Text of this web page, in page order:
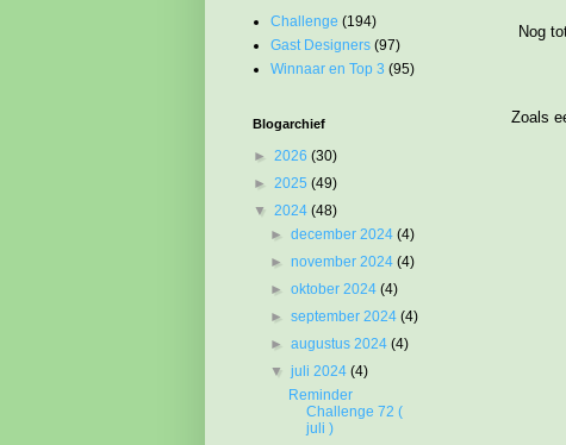
Nog
Zoals
Challenge (194)
Gast Designers (97)
Winnaar en Top 3 (95)
Blogarchief
► 2026 (30)
► 2025 (49)
▼ 2024 (48)
►december 2024(4)
►november 2024(4)
►oktober 2024(4)
►september 2024(4)
►augustus 2024(4)
▼juli 2024(4)
Reminder
Challenge 72 (
juli )